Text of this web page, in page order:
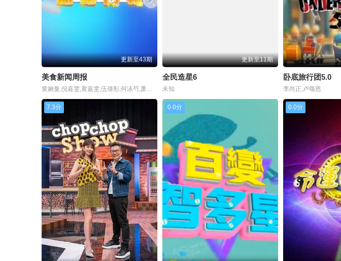
20240918
20240919 20240924
20241008
20241016
20241022
20241030
20241031 20241105
20241113
20241114 20241119
20241127
20241128 20241202 20241203
20241211
20241212 20241216 20241217
20241225
20241226 20241230 20250101
20250109
20250113 20250114 20250115
20250123
20250217 20250218 20250219
20250227
20250303 20250304 20250305
20250313
20250317 20250318 20250319
更新至43期
美食新闻周报
黄婉曼,倪嘉雯,黄嘉雯,伍倩彤,何泳芍,萧正楠
更新至11期
全民造星6
未知
卧底旅行团5.0
李尚正,卢颂恩
7.3分 0.0分 0.0分